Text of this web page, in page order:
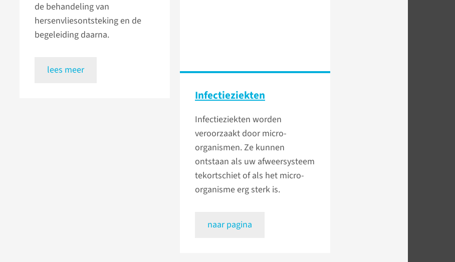
de behandeling van
hersenvliesontsteking en de
begeleiding daarna.
lees meer
Infectieziekten
Infectieziekten worden
veroorzaakt door micro-
organismen. Ze kunnen
ontstaan als uw afweersysteem
tekortschiet of als het micro-
organisme erg sterk is.
naar pagina